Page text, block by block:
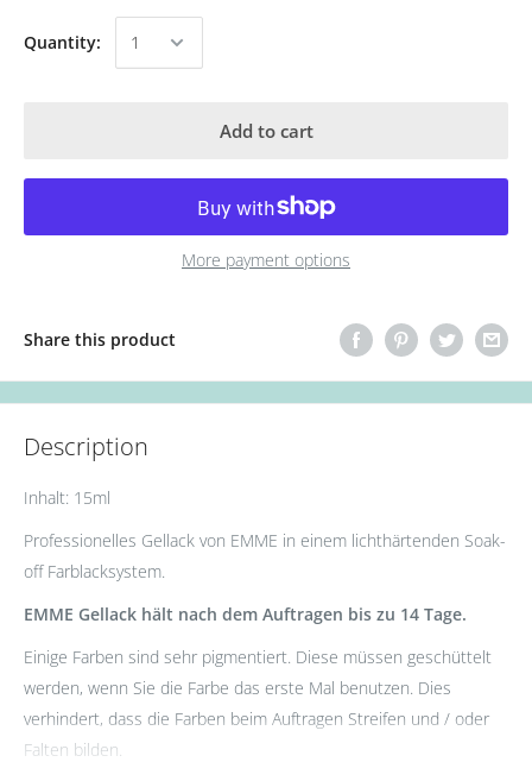
Quantity:
Add to cart
More payment options
Share this product
Description
Inhalt: 15ml
Professionelles Gellack von EMME in einem lichthärtenden Soak-
off Farblacksystem.
EMME Gellack hält nach dem Auftragen bis zu 14 Tage.
Einige Farben sind sehr pigmentiert. Diese müssen geschüttelt
werden, wenn Sie die Farbe das erste Mal benutzen. Dies
verhindert, dass die Farben beim Auftragen Streifen und / oder
Falten bilden.